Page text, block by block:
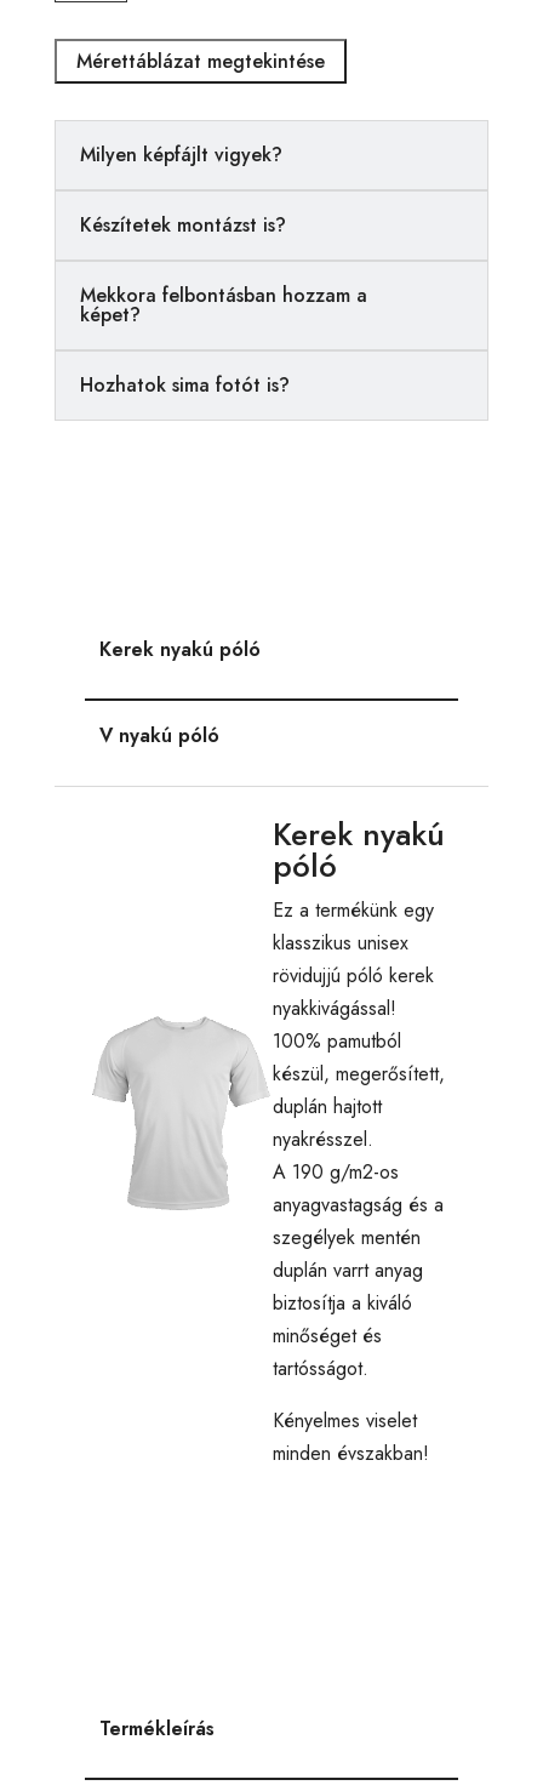
n
Mérettáblázat megtekintése
Milyen képfájlt vigyek?
Készítetek montázst is?
Mekkora felbontásban hozzam a
képet?
Hozhatok sima fotót is?
Kerek nyakú póló
V nyakú póló
Kerek nyakú
póló
Ez a termékünk egy
klasszikus unisex
rövidujjú póló kerek
nyakkivágással!
100% pamutból
készül, megerősített,
duplán hajtott
nyakrésszel.
A 190 g/m2-os
anyagvastagság és a
szegélyek mentén
duplán varrt anyag
biztosítja a kiváló
minőséget és
tartósságot.
Kényelmes viselet
minden évszakban!
Termékleírás